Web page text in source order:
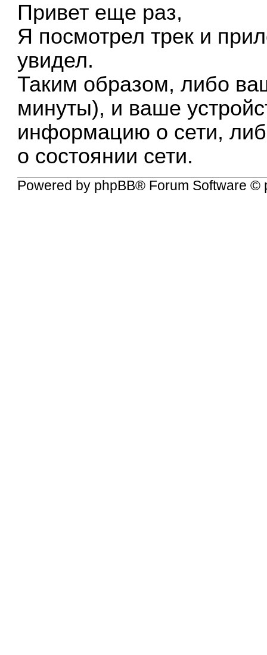
Привет еще раз,
Я посмотрел трек и
увидел.
Таким образом, либо
минуты), и ваше
информацию о сети,
о состоянии сети.
Powered by phpBB® Forum Software ©